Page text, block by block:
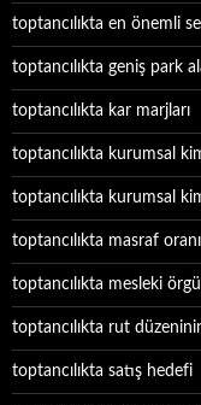
toptancılıkta en önemli
toptancılıkta geniş park
toptancılıkta kar marjları
toptancılıkta kurumsal
toptancılıkta kurumsal
toptancılıkta masraf oranı
toptancılıkta mesleki
toptancılıkta rut
toptancılıkta satış hedefi